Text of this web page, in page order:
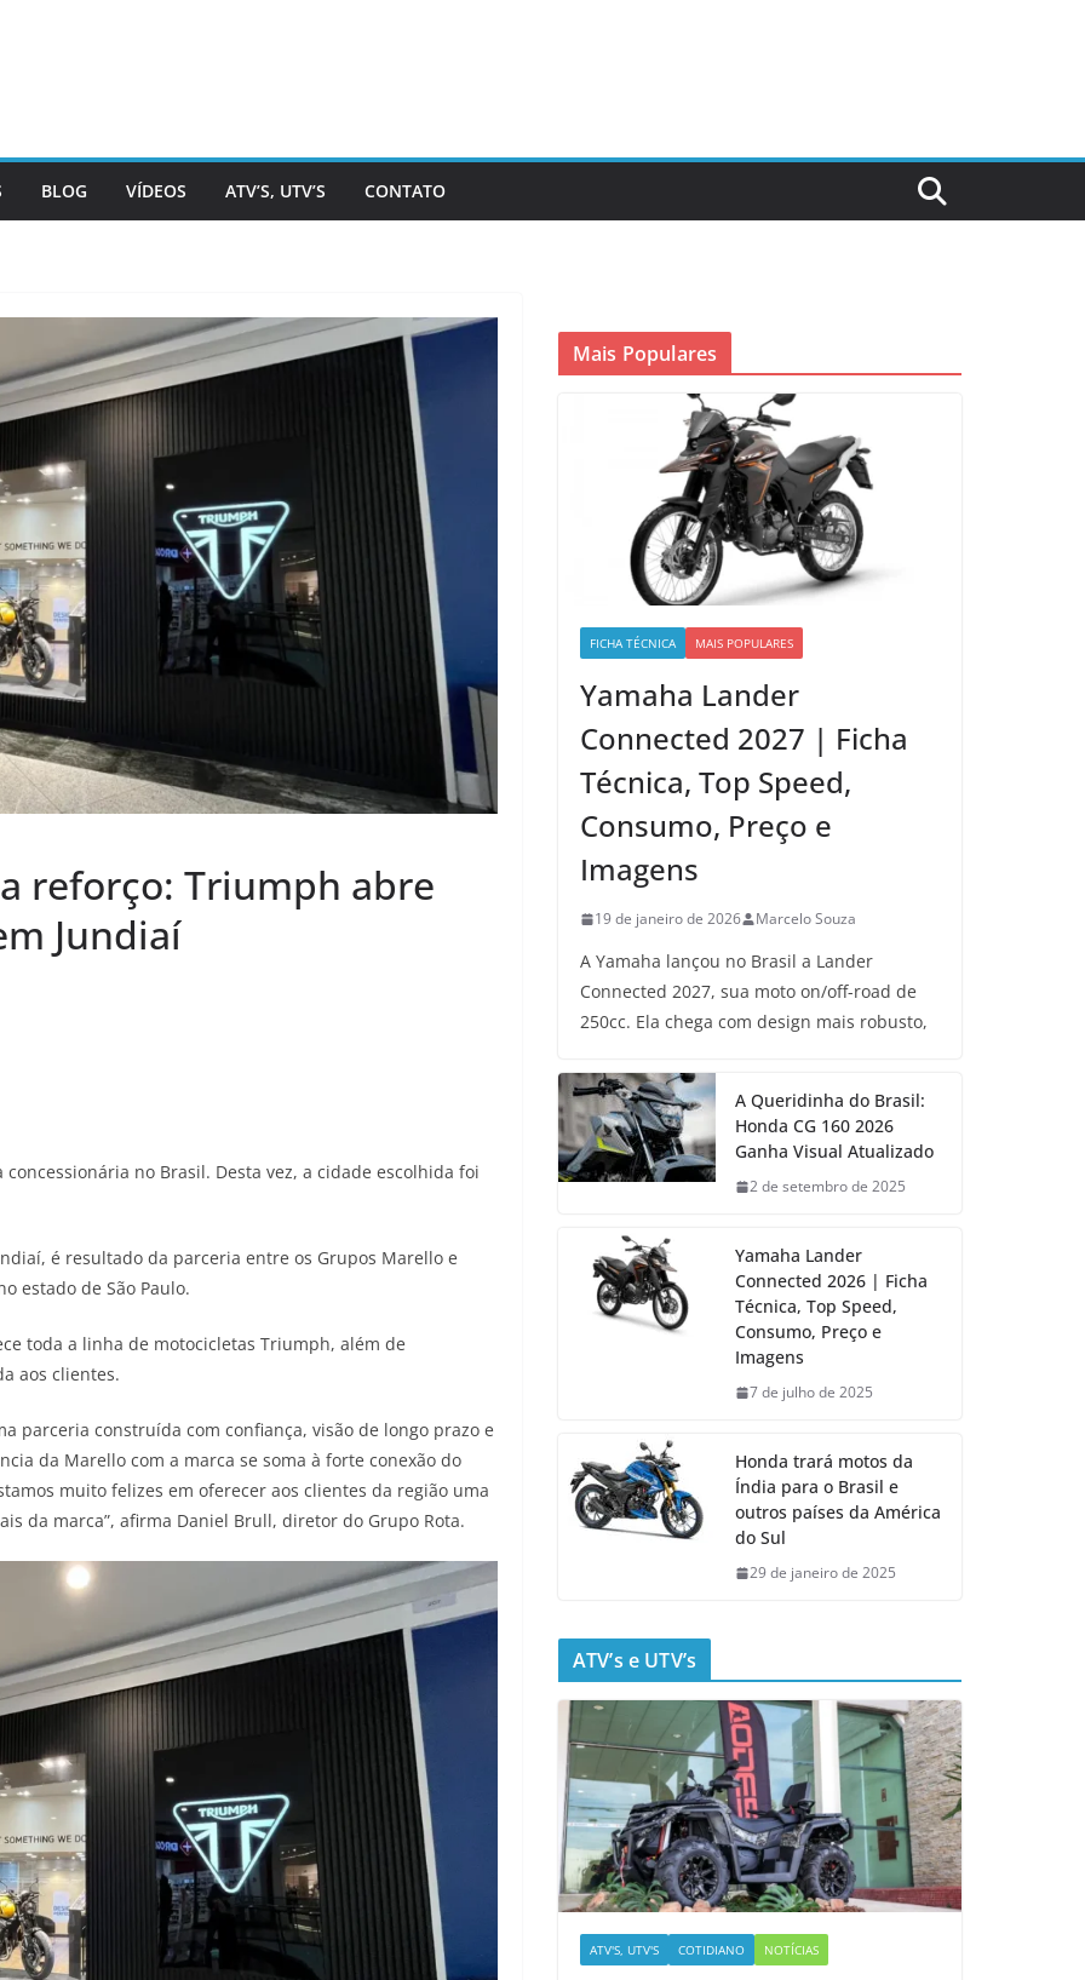
BLOG VÍDEOS ATV’S, UTV’S CONTATO
reforço: Triumph abre
Jundiaí
no Brasil. Desta vez, a cidade escolhida foi
é resultado da parceria entre os Grupos Marello e
estado de São Paulo.
toda a linha de motocicletas Triumph, além de
aos clientes.
parceria construída com confiança, visão de longo prazo e
da Marello com a marca se soma à forte conexão do
muito felizes em oferecer aos clientes da região uma
da marca”, afirma Daniel Brull, diretor do Grupo Rota.
Mais Populares
FICHA TÉCNICA MAIS POPULARES
Yamaha Lander
Connected 2027 | Ficha
Técnica, Top Speed,
Consumo, Preço e
Imagens
19 de janeiro de 2026 Marcelo Souza
A Yamaha lançou no Brasil a Lander
Connected 2027, sua moto on/off-road de
250cc. Ela chega com design mais robusto,
A Queridinha do Brasil:
Honda CG 160 2026
Ganha Visual Atualizado
2 de setembro de 2025
Yamaha Lander
Connected 2026 | Ficha
Técnica, Top Speed,
Consumo, Preço e
Imagens
7 de julho de 2025
Honda trará motos da
Índia para o Brasil e
outros países da América
do Sul
29 de janeiro de 2025
ATV’s e UTV’s
ATV'S, UTV'S COTIDIANO NOTÍCIAS